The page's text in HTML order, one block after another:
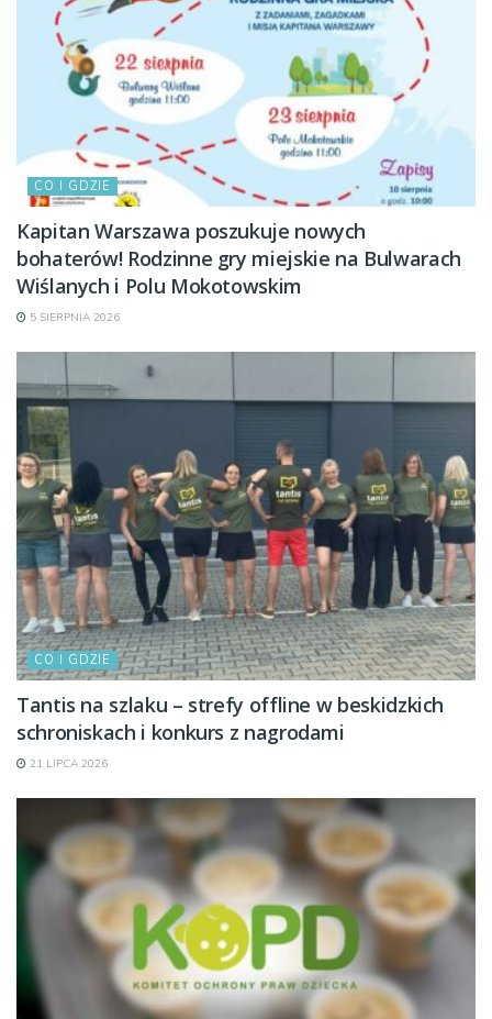
CO I GDZIE
Kapitan Warszawa poszukuje nowych
bohaterów! Rodzinne gry miejskie na Bulwarach
Wiślanych i Polu Mokotowskim
5 SIERPNIA 2026
CO I GDZIE
Tantis na szlaku – strefy offline w beskidzkich
schroniskach i konkurs z nagrodami
21 LIPCA 2026